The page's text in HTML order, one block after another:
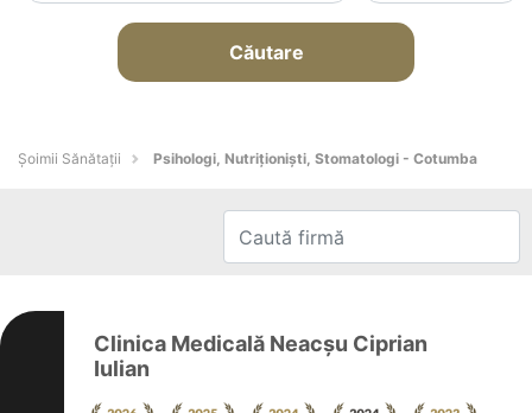
Căutare
Şoimii Sănătații Psihologi, Nutriționiști, Stomatologi - Cotumba
Clinica Medicală Neacșu Ciprian
Iulian